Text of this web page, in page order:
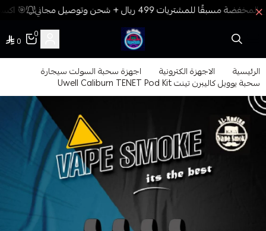
🎯
فيب المدينة
0
0
الرئيسية الاجهزة الكترونية اجهزة سحبة السولت سيجارة
سحبة يوويل كاليبرن تينت Uwell Caliburn TENET Pod Kit